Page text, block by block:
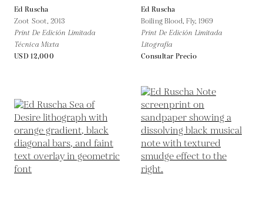
Ed Ruscha
Zoot Soot,2013
Print De Edición Limitada
Técnica Mixta
USD 12,000
Ed Ruscha
Boiling Blood, Fly, 1969
Print De Edición Limitada
Litografía
Consultar Precio